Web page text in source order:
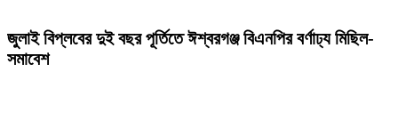
জুলাই বিপ্লবের দুই বছর পূর্তিতে ঈশ্বরগঞ্জ বিএনপির বর্ণাঢ্য মিছিল-
সমাবেশ